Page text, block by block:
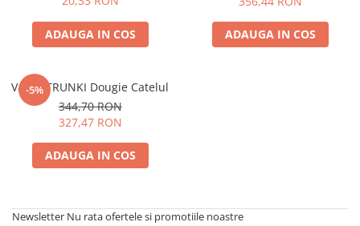
ADAUGA IN COS ADAUGA IN COS
-5%
Valiza TRUNKI Dougie Catelul
344,70 RON
327,47 RON
ADAUGA IN COS
Newsletter Nu rata ofertele si promotiile noastre